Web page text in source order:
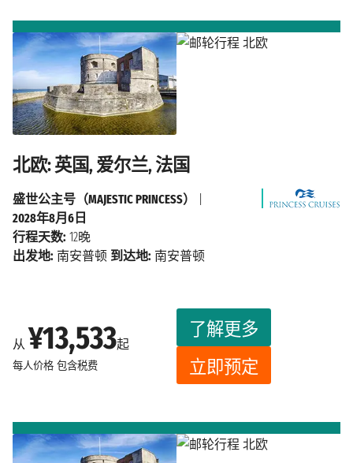
北欧: 英国, 爱尔兰, 法国
从 ¥13,533起
每人价格 包含税费
了解更多
立即预定
盛世公主号（MAJESTIC PRINCESS）
2028年8月6日
行程天数: 12晚
出发地: 南安普顿 到达地: 南安普顿